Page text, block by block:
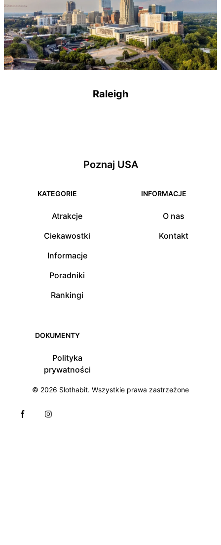
Raleigh
Poznaj USA
KATEGORIE
Atrakcje
Ciekawostki
Informacje
Poradniki
Rankingi
INFORMACJE
O nas
Kontakt
DOKUMENTY
Polityka
prywatności
© 2026 Slothabit. Wszystkie prawa zastrzeżone
Facebook pageInstagram page